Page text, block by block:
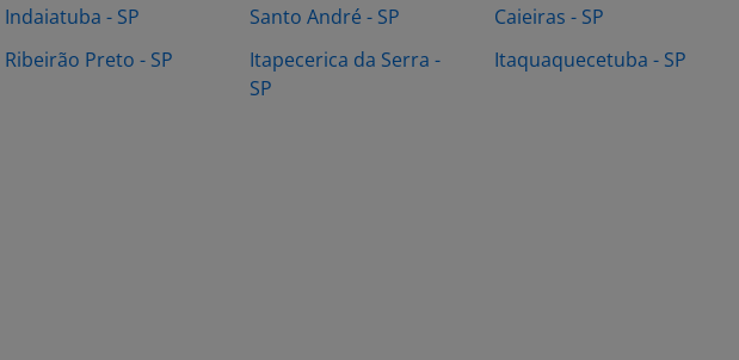
Indaiatuba - SP
Ribeirão Preto - SP
Santo André - SP
Itapecerica da Serra -
SP
Caieiras - SP
Itaquaquecetuba - SP